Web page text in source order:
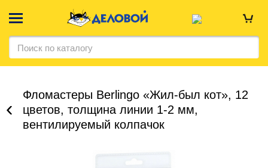
Фломастеры Berlingo «Жил-был кот», 12
цветов, толщина линии 1-2 мм,
вентилируемый колпачок